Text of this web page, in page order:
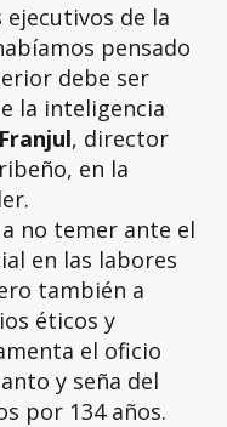
de la
pensado
debe ser
la inteligencia
, director
en la
no temer ante el
en las labores
también a
éticos y
el oficio
y seña del
por 134 años.